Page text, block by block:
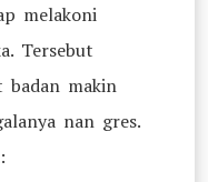
melakoni
Tersebut
badan makin
nan gres.